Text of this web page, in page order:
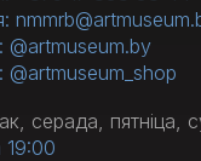
@artmuseum.by
@artmuseum_shop
серада, пятніца,
19:00